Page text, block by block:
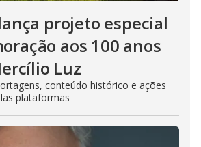
projeto especial
aos 100 anos
Luz
conteúdo histórico e ações
plataformas